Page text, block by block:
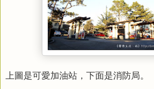
上圖是可愛加油站，下面是消防局。